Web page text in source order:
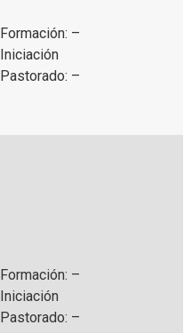
Formación: –
Iniciación
Pastorado: –
Formación: –
Iniciación
Pastorado: –